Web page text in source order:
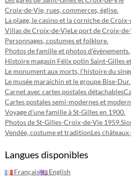
Croix-de-Vie, rues, commerces, église.
La plage, le casino et la corniche de
Villas de Croix-de-VieLe port de Croix-
Personnages, costumes et folklore.
Photos de famille et photos d'évènements.
Histoire magasin Félix potin Saint-Gilles
Le monument aux morts, l'histoire du
Le musée maraichin et le groupe Bise-Dur.
Carnet avec cartes postales détachables
Cartes postales semi-modernes et
Voyage d'une famille à St-Gilles en 1900.
Photos de St-Gilles-Croix-de-Vie 1959.
Vendée, costume et traditionLes
Langues disponibles
Français English